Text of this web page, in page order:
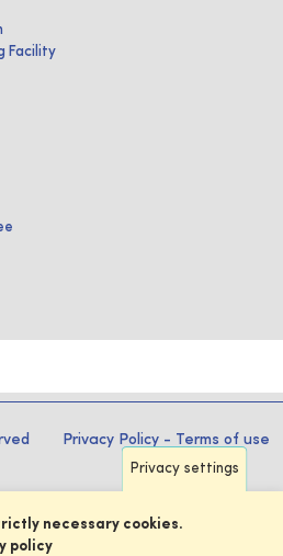
Facility
Privacy Policy - Terms of use
Privacy settings
necessary cookies.
policy